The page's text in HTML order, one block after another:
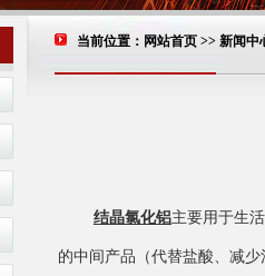
当前位置： 网站首页 >> 新闻中
结晶氯化铝主要用于生
的中间产品（代替盐酸、减